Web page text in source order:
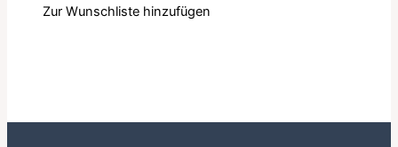
Zur Wunschliste hinzufügen